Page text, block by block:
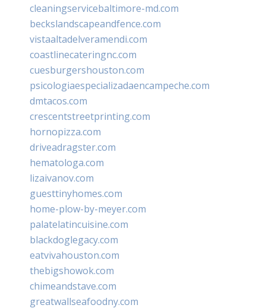
cleaningservicebaltimore-md.com
beckslandscapeandfence.com
vistaaltadelveramendi.com
coastlinecateringnc.com
cuesburgershouston.com
psicologiaespecializadaencampeche.com
dmtacos.com
crescentstreetprinting.com
hornopizza.com
driveadragster.com
hematologa.com
lizaivanov.com
guesttinyhomes.com
home-plow-by-meyer.com
palatelatincuisine.com
blackdoglegacy.com
eatvivahouston.com
thebigshowok.com
chimeandstave.com
greatwallseafoodny.com